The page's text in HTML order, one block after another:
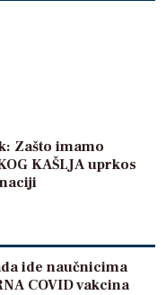
Zašto imamo
KAŠLJA uprkos
ide naučnicima
COVID vakcina